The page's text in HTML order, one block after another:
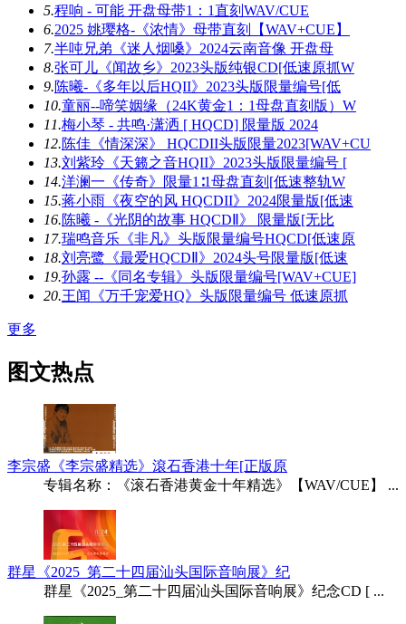
5.程响 - 可能 开盘母带1：1直刻WAV/CUE
6.2025 姚璎格-《浓情》母带直刻【WAV+CUE】
7.半吨兄弟《迷人烟嗓》2024云南音像 开盘母
8.张可儿《闻故乡》2023头版纯银CD[低速原抓W
9.陈曦-《多年以后HQII》2023头版限量编号[低
10.童丽--啼笑姻缘（24K黄金1：1母盘直刻版）W
11.梅小琴 - 共鸣·潇洒 [ HQCD] 限量版 2024
12.陈佳《情深深》 HQCDII头版限量2023[WAV+CU
13.刘紫玲《天籁之音HQII》2023头版限量编号 [
14.洋澜一《传奇》限量1∶1母盘直刻[低速整轨W
15.蒋小雨《夜空的风 HQCDII》2024限量版[低速
16.陈曦 -《光阴的故事 HQCDⅡ》 限量版[无比
17.瑞鸣音乐《非凡》头版限量编号HQCD[低速原
18.刘亮鹭《最爱HQCDⅡ》2024头号限量版[低速
19.孙露 --《同名专辑》头版限量编号[WAV+CUE]
20.王闻《万千宠爱HQ》头版限量编号 低速原抓
更多
图文热点
李宗盛《李宗盛精选》滾石香港十年[正版原
专辑名称：《滚石香港黄金十年精选》【WAV/CUE】 ...
群星《2025_第二十四届汕头国际音响展》纪
群星《2025_第二十四届汕头国际音响展》纪念CD [ ...